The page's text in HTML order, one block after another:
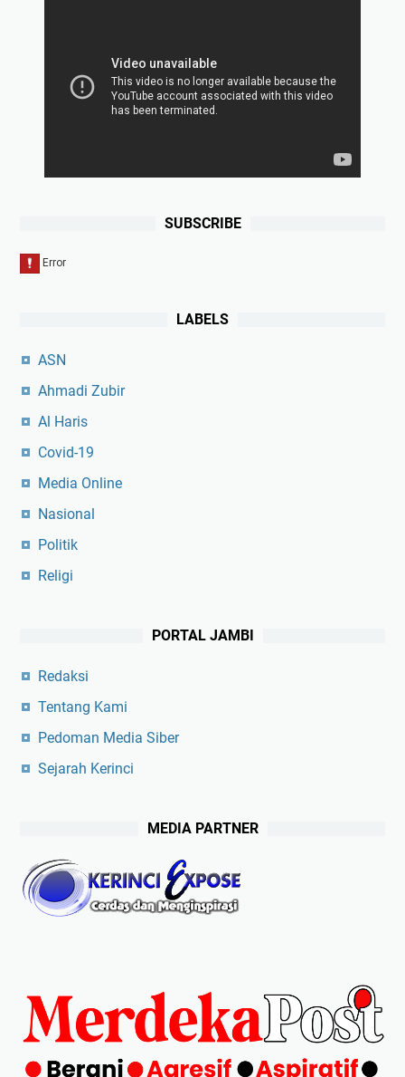
SUBSCRIBE
LABELS
ASN
Ahmadi Zubir
Al Haris
Covid-19
Media Online
Nasional
Politik
Religi
PORTAL JAMBI
Redaksi
Tentang Kami
Pedoman Media Siber
Sejarah Kerinci
MEDIA PARTNER